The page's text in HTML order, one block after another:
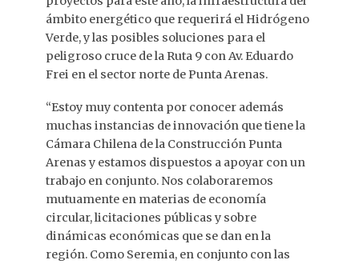
ámbito energético que requerirá el Hidrógeno
Verde, y las posibles soluciones para el
peligroso cruce de la Ruta 9 con Av. Eduardo
Frei en el sector norte de Punta Arenas.
“Estoy muy contenta por conocer además
muchas instancias de innovación que tiene la
Cámara Chilena de la Construcción Punta
Arenas y estamos dispuestos a apoyar con un
trabajo en conjunto. Nos colaboraremos
mutuamente en materias de economía
circular, licitaciones públicas y sobre
dinámicas económicas que se dan en la
región. Como Seremia, en conjunto con las